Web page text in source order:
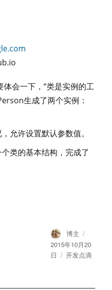
会一下，“类是实例的工
生成了两个实例：
允许设置默认参数值。
类的基本结构，完成了
Author
博主
on
2015年10月20
日
Categories
开发点滴